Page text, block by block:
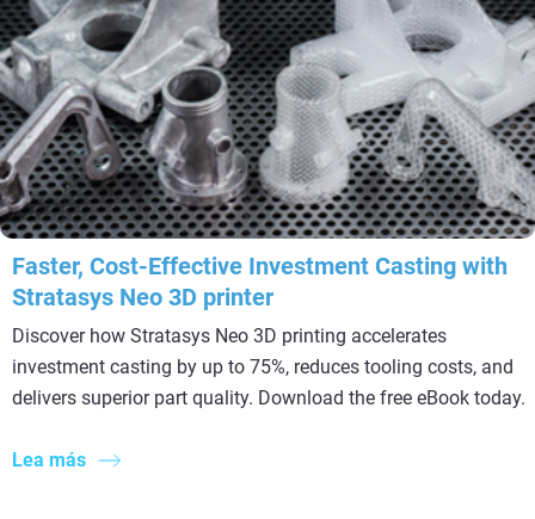
Faster, Cost-Effective Investment Casting with
Stratasys Neo 3D printer
Discover how Stratasys Neo 3D printing accelerates
investment casting by up to 75%, reduces tooling costs, and
delivers superior part quality. Download the free eBook today.
Lea más